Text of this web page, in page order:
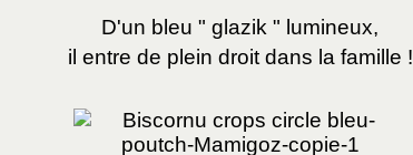
D'un bleu " glazik " lumineux,
il entre de plein droit dans la famille !